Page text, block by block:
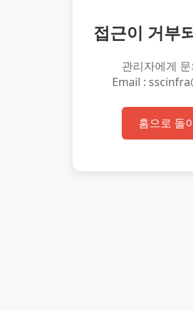
접근이 거부
관리자에게
Email :
홈으로 돌